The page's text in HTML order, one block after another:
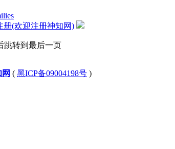
册(欢迎注册神知网)
跳转到最后一页
( 黑ICP备09004198号 )